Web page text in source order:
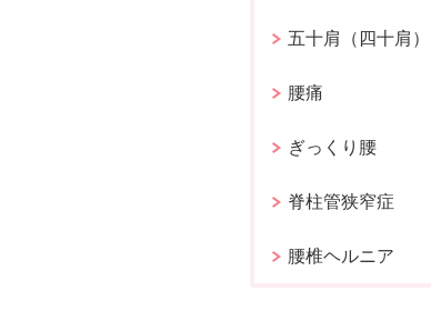
五十肩（四十肩）
腰痛
ぎっくり腰
脊柱管狭窄症
腰椎ヘルニア